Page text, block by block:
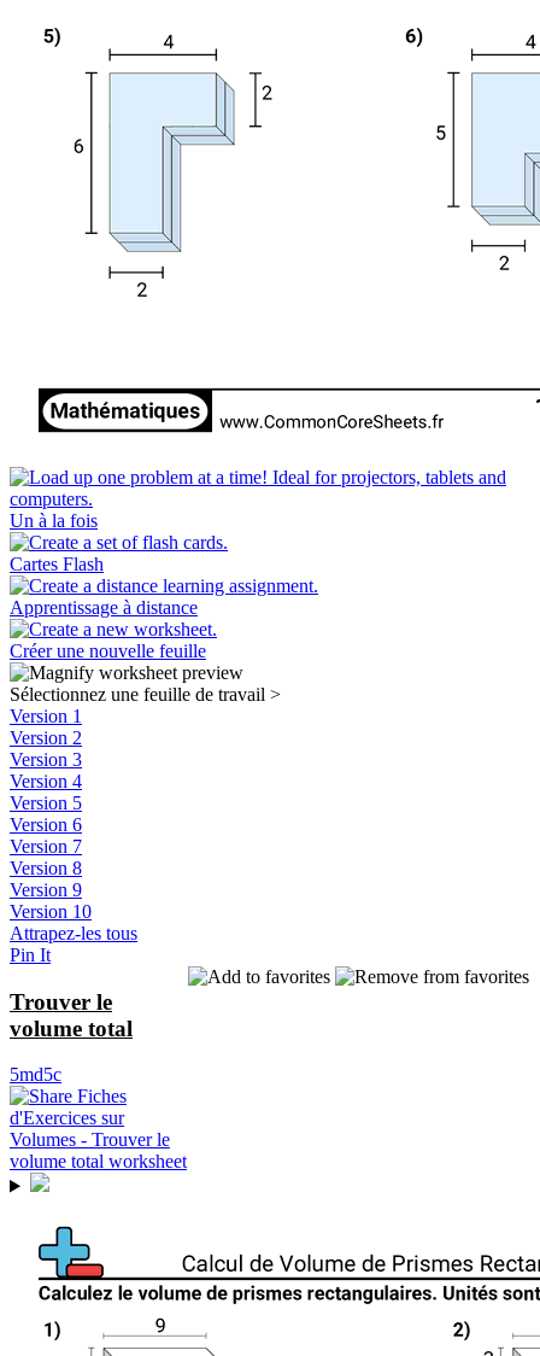
Un à la fois
Cartes Flash
Apprentissage à distance
Créer une nouvelle feuille
Sélectionnez une feuille de travail >
Version 1
Version 2
Version 3
Version 4
Version 5
Version 6
Version 7
Version 8
Version 9
Version 10
Attrapez-les tous
Pin It
Trouver le
volume total
5md5c